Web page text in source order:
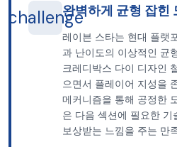
challenge완벽하게 균형 잡힌
레이븐 스타는 현대 플랫
과 난이도의 이상적인 균
크레디박스 다이 디자인
으면서 플레이어 지성을
메커니즘을 통해 공정한
은 다음 섹션에 필요한 기
보상받는 느낌을 주는 만